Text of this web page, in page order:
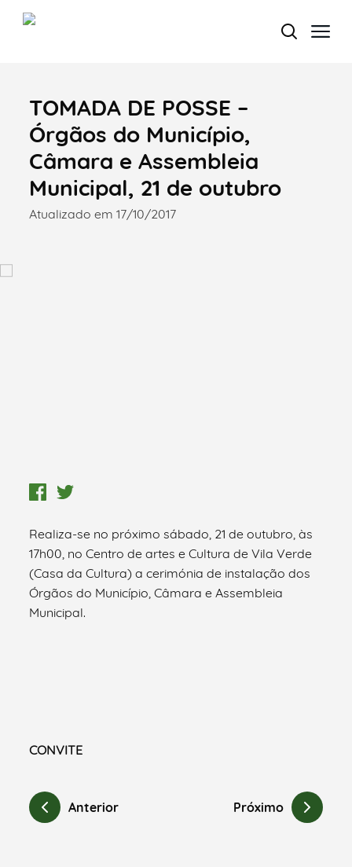
Termo de Pesquisa
Categorias gerais
TOMADA DE POSSE –
Órgãos do Município,
Câmara e Assembleia
Municipal, 21 de outubro
Atualizado em 17/10/2017
Realiza-se no próximo sábado, 21 de outubro, às
17h00, no Centro de artes e Cultura de Vila Verde
(Casa da Cultura) a cerimónia de instalação dos
Órgãos do Município, Câmara e Assembleia
Municipal.
CONVITE
Anterior Próximo